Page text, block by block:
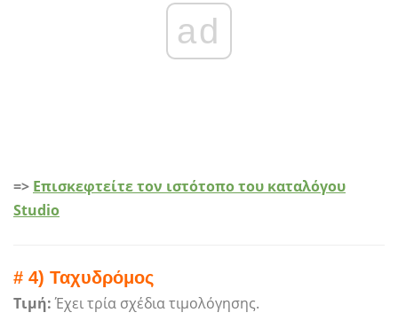
ad
=> Επισκεφτείτε τον ιστότοπο του καταλόγου
Studio
# 4) Ταχυδρόμος
Τιμή:Έχει τρία σχέδια τιμολόγησης.